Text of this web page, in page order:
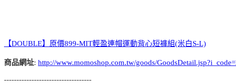
【DOUBLE】原價899-MIT輕盈連帽運動背心短褲組(米白S-L)
商品網址: http://www.momoshop.com.tw/goods/
-----------------------------------